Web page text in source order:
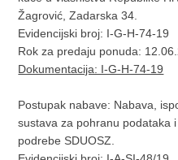
Žagrović, Zadarska 34.
Evidencijski broj: I-G-H-74-19
Rok za predaju ponuda:
Dokumentacija: I-G-H-74-19​
Postupak nabave: Nabava,
sustava za pohranu podataka
podrebe SDUOSZ.